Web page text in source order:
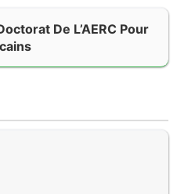
De L’AERC Pour